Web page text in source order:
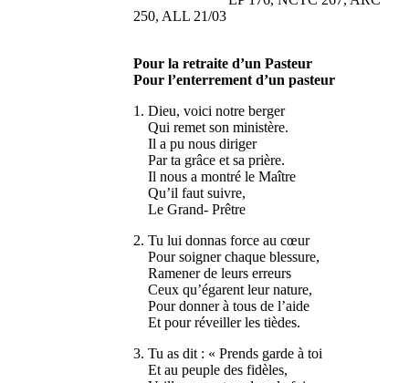
250, ALL 21/03
Pour la retraite d’un Pasteur
Pour l’enterrement d’un pasteur
1. Dieu, voici notre berger
Qui remet son ministère.
Il a pu nous diriger
Par ta grâce et sa prière.
Il nous a montré le Maître
Qu’il faut suivre,
Le Grand- Prêtre
2. Tu lui donnas force au cœur
Pour soigner chaque blessure,
Ramener de leurs erreurs
Ceux qu’égarent leur nature,
Pour donner à tous de l’aide
Et pour réveiller les tièdes.
3. Tu as dit : « Prends garde à toi
Et au peuple des fidèles,